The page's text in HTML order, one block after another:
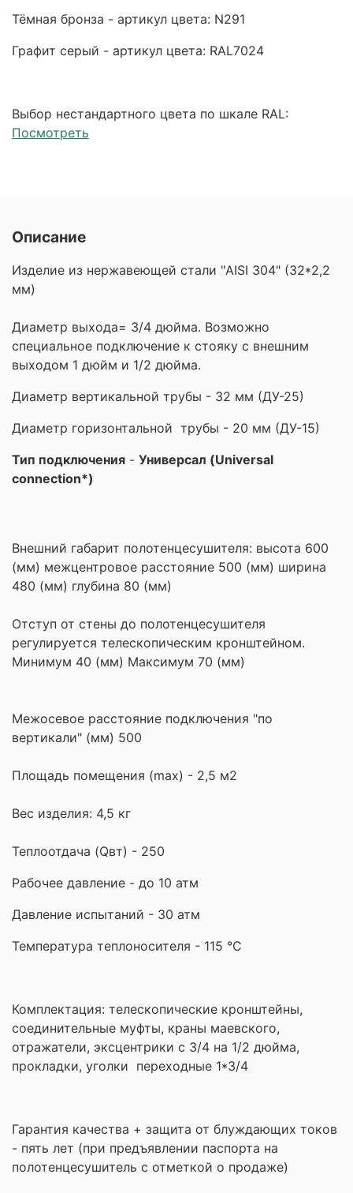
Тёмная бронза - артикул цвета: N291
Графит серый - артикул цвета: RAL7024
Выбор нестандартного цвета по шкале RAL:
Посмотреть
Описание
Изделие из нержавеющей стали "AISI 304" (32*2,2
мм)
Диаметр выхода= 3/4 дюйма. Возможно
специальное подключение к стояку с внешним
выходом 1 дюйм и 1/2 дюйма.
Диаметр вертикальной трубы - 32 мм (ДУ-25)
Диаметр горизонтальной трубы - 20 мм (ДУ-15)
Тип подключения - Универсал (Universal
connection*)
Внешний габарит полотенцесушителя: высота 600
(мм) межцентровое расстояние 500 (мм) ширина
480 (мм) глубина 80 (мм)
Отступ от стены до полотенцесушителя
регулируется телескопическим кронштейном.
Минимум 40 (мм) Максимум 70 (мм)
Межосевое расстояние подключения "по
вертикали" (мм) 500
Площадь помещения (maх) - 2,5 м2
Вес изделия: 4,5 кг
Теплоотдача (Qвт) - 250
Рабочее давление - до 10 атм
Давление испытаний - 30 атм
Температура теплоносителя - 115 °С
Комплектация: телескопические кронштейны,
соединительные муфты, краны маевского,
отражатели, эксцентрики с 3/4 на 1/2 дюйма,
прокладки, уголки переходные 1*3/4
Гарантия качества + защита от блуждающих токов
- пять лет (при предъявлении паспорта на
полотенцесушитель с отметкой о продаже)